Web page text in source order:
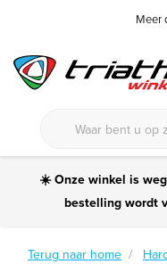
Meer
☀️ Onze winkel is
bestelling wordt
Terug naar home